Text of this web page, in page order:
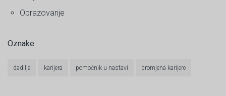
Obrazovanje
Oznake
dadilja karijera pomoćnik u nastavi promjena karijere